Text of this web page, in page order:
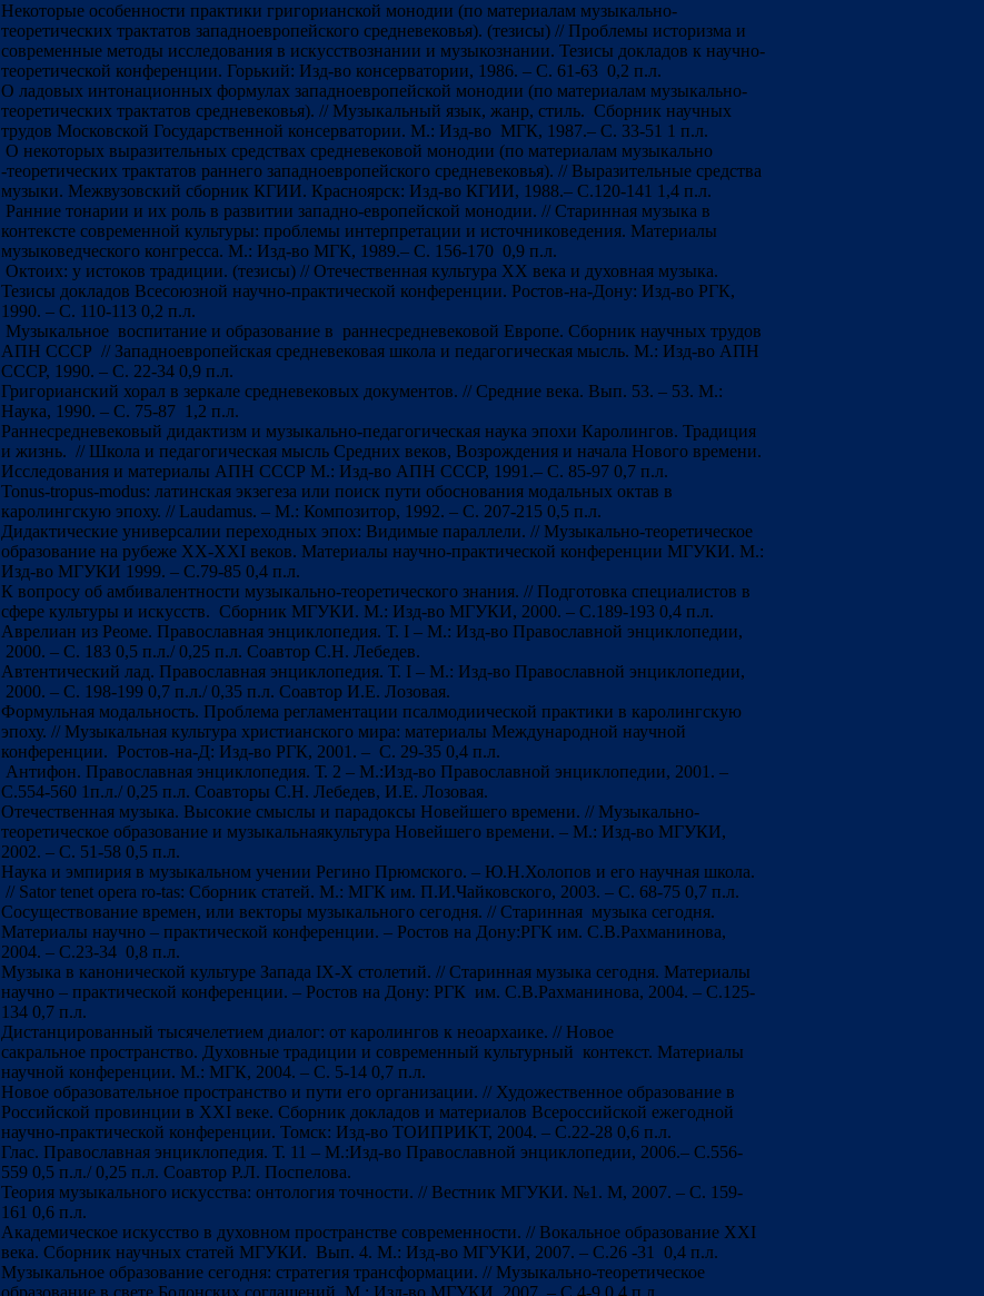
Некоторые особенности практики григорианской монодии (по материалам музыкально-
теоретических трактатов западноевропейского средневековья). (тезисы) // Проблемы историзма и
современные методы исследования в искусствознании и музыкознании. Тезисы докладов к научно-
теоретической конференции. Горький: Изд-во консерватории, 1986. – С. 61-63 0,2 п.л.
О ладовых интонационных формулах западноевропейской монодии (по материалам музыкально-
теоретических трактатов средневековья). // Музыкальный язык, жанр, стиль. Сборник научных
трудов Московской Государственной консерватории. М.: Изд-во МГК, 1987.– С. 33-51 1 п.л.
О некоторых выразительных средствах средневековой монодии (по материалам музыкально
-теоретических трактатов раннего западноевропейского средневековья). // Выразительные средства
музыки. Межвузовский сборник КГИИ. Красноярск: Изд-во КГИИ, 1988.– С.120-141 1,4 п.л.
Ранние тонарии и их роль в развитии западно-европейской монодии. // Старинная музыка в
контексте современной культуры: проблемы интерпретации и источниковедения. Материалы
музыковедческого конгресса. М.: Изд-во МГК, 1989.– С. 156-170 0,9 п.л.
Октоих: у истоков традиции. (тезисы) // Отечественная культура XX века и духовная музыка.
Тезисы докладов Всесоюзной научно-практической конференции. Ростов-на-Дону: Изд-во РГК,
1990. – С. 110-113 0,2 п.л.
Музыкальное воспитание и образование в раннесредневековой Европе. Сборник научных трудов
АПН СССР // Западноевропейская средневековая школа и педагогическая мысль. М.: Изд-во АПН
СССР, 1990. – С. 22-34 0,9 п.л.
Григорианский хорал в зеркале средневековых документов. // Средние века. Вып. 53. – 53. М.:
Наука, 1990. – С. 75-87 1,2 п.л.
Раннесредневековый дидактизм и музыкально-педагогическая наука эпохи Каролингов. Традиция
и жизнь. // Школа и педагогическая мысль Средних веков, Возрождения и начала Нового времени.
Исследования и материалы АПН СССР М.: Изд-во АПН СССР, 1991.– С. 85-97 0,7 п.л.
Tonus-tropus-modus: латинская экзегеза или поиск пути обоснования модальных октав в
каролингскую эпоху. // Laudamus. – М.: Композитор, 1992. – С. 207-215 0,5 п.л.
Дидактические универсалии переходных эпох: Видимые параллели. // Музыкально-теоретическое
образование на рубеже ХХ-ХХI веков. Материалы научно-практической конференции МГУКИ. М.:
Изд-во МГУКИ 1999. – С.79-85 0,4 п.л.
К вопросу об амбивалентности музыкально-теоретического знания. // Подготовка специалистов в
сфере культуры и искусств. Сборник МГУКИ. М.: Изд-во МГУКИ, 2000. – С.189-193 0,4 п.л.
Аврелиан из Реоме. Православная энциклопедия. Т. I – М.: Изд-во Православной энциклопедии,
2000. – С. 183 0,5 п.л./ 0,25 п.л. Соавтор С.Н. Лебедев.
Автентический лад. Православная энциклопедия. Т. I – М.: Изд-во Православной энциклопедии,
2000. – С. 198-199 0,7 п.л./ 0,35 п.л. Соавтор И.Е. Лозовая.
Формульная модальность. Проблема регламентации псалмодиической практики в каролингскую
эпоху. // Музыкальная культура христианского мира: материалы Международной научной
конференции. Ростов-на-Д: Изд-во РГК, 2001. – С. 29-35 0,4 п.л.
Антифон. Православная энциклопедия. Т. 2 – М.:Изд-во Православной энциклопедии, 2001. –
С.554-560 1п.л./ 0,25 п.л. Соавторы С.Н. Лебедев, И.Е. Лозовая.
Отечественная музыка. Высокие смыслы и парадоксы Новейшего времени. // Музыкально-
теоретическое образование и музыкальнаякультура Новейшего времени. – М.: Изд-во МГУКИ,
2002. – С. 51-58 0,5 п.л.
Наука и эмпирия в музыкальном учении Регино Прюмского. – Ю.Н.Холопов и его научная школа.
// Sator tenet opera ro-tas: Сборник статей. М.: МГК им. П.И.Чайковского, 2003. – С. 68-75 0,7 п.л.
Сосуществование времен, или векторы музыкального сегодня. // Старинная музыка сегодня.
Материалы научно – практической конференции. – Ростов на Дону:РГК им. С.В.Рахманинова,
2004. – С.23-34 0,8 п.л.
Музыка в канонической культуре Запада IX-X столетий. // Старинная музыка сегодня. Материалы
научно – практической конференции. – Ростов на Дону: РГК им. С.В.Рахманинова, 2004. – С.125-
134 0,7 п.л.
Дистанцированный тысячелетием диалог: от каролингов к неоархаике. // Новое
сакральное пространство. Духовные традиции и современный культурный контекст. Материалы
научной конференции. М.: МГК, 2004. – С. 5-14 0,7 п.л.
Новое образовательное пространство и пути его организации. // Художественное образование в
Российской провинции в ХХI веке. Сборник докладов и материалов Всероссийской ежегодной
научно-практической конференции. Томск: Изд-во ТОИПРИКТ, 2004. – С.22-28 0,6 п.л.
Глас. Православная энциклопедия. Т. 11 – М.:Изд-во Православной энциклопедии, 2006.– С.556-
559 0,5 п.л./ 0,25 п.л. Соавтор Р.Л. Поспелова.
Теория музыкального искусства: онтология точности. // Вестник МГУКИ. №1. М, 2007. – С. 159-
161 0,6 п.л.
Академическое искусство в духовном пространстве современности. // Вокальное образование ХХI
века. Сборник научных статей МГУКИ. Вып. 4. М.: Изд-во МГУКИ, 2007. – С.26 -31 0,4 п.л.
Музыкальное образование сегодня: стратегия трансформации. // Музыкально-теоретическое
образование в свете Болонских соглашений. М.: Изд-во МГУКИ, 2007. – С.4-9 0,4 п.л.